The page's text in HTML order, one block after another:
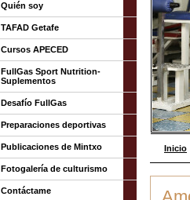
Inicio
Quién soy
TAFAD Getafe
Cursos APECED
FullGas Sport Nutrition-
Suplementos
Desafío FullGas
Preparaciones deportivas
Publicaciones de Mintxo
Fotogalería de culturismo
Contáctame